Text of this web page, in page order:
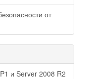
от
и Server 2008 R2